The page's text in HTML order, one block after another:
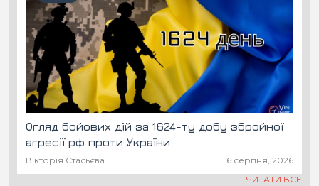
Огляд бойових дій за 1624-ту добу збройної
агресії рф проти України
Вікторія Стасьєва
6 серпня, 2026
ЧИТАТИ ВСЕ